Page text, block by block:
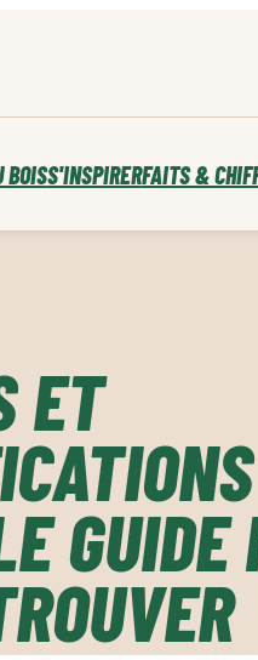
BOISS'INSPIRERFAITS &
ET
GUIDE